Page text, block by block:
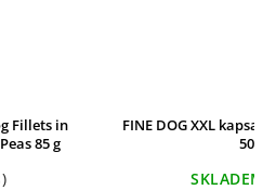
Fillets in
85 g
FINE DOG XXL